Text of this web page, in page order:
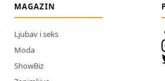
MAGAZIN
Ljubav i seks
Moda
ShowBiz